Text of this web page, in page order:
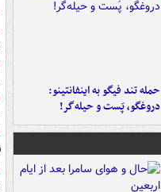
حمله تند فیگو به اینفانتینو:
دروغگو، پَست‌ و حیله‌گر!